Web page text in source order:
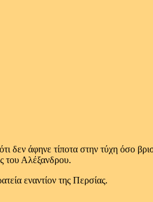
δεν άφηνε τίποτα στην τύχη όσο
του Αλέξανδρου.
εναντίον της Περσίας.